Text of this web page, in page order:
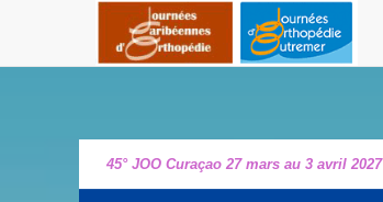
45° JOO Curaçao 27 mars au 3 avril 2027